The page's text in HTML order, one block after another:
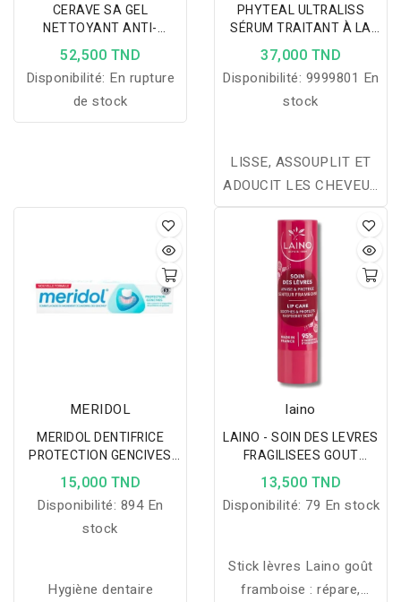
CERAVE SA GEL
NETTOYANT ANTI-
RUGOSITES 236 ML
52,500 TND
Disponibilité: En rupture
de stock
PHYTEAL ULTRALISS
SÉRUM TRAITANT À LA
KÉRATINE, 40ml
37,000 TND
Disponibilité: 9999801 En
stock
LISSE, ASSOUPLIT ET
ADOUCIT LES CHEVEUX
CASSANTS ASSURE UN
COIFFAGE LISSANT
SANS AUCUNE
RESISTANCE
MERIDOL
MERIDOL DENTIFRICE
PROTECTION GENCIVES
75ML
15,000 TND
Disponibilité: 894 En
stock
Hygiène dentaire
laino
LAINO - SOIN DES LEVRES
FRAGILISEES GOUT
FRAMBOISE 4G
13,500 TND
Disponibilité: 79 En stock
Stick lèvres Laino goût
framboise : répare,